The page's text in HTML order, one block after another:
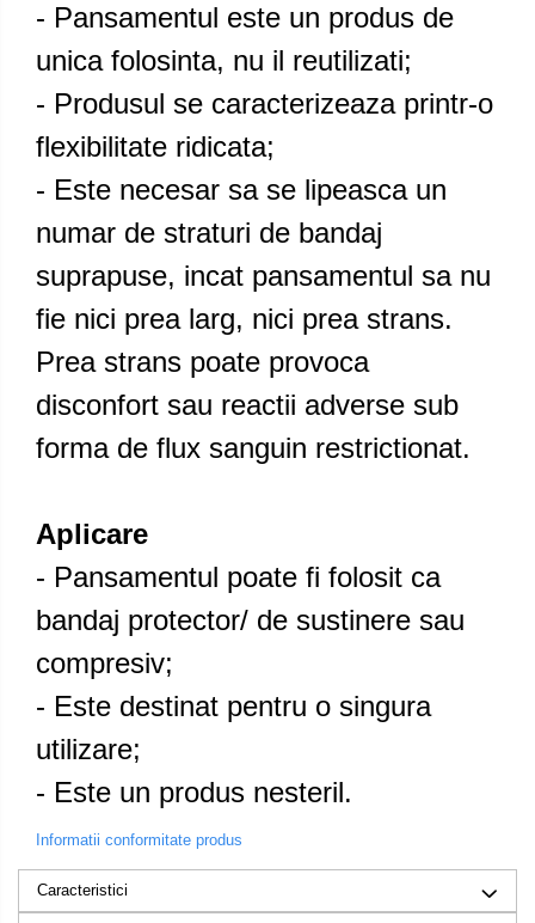
- Pansamentul este un produs de
unica folosinta, nu il reutilizati;
- Produsul se caracterizeaza printr-o
flexibilitate ridicata;
- Este necesar sa se lipeasca un
numar de straturi de bandaj
suprapuse, incat pansamentul sa nu
fie nici prea larg, nici prea strans.
Prea strans poate provoca
disconfort sau reactii adverse sub
forma de flux sanguin restrictionat.
Aplicare
- Pansamentul poate fi folosit ca
bandaj protector/ de sustinere sau
compresiv;
- Este destinat pentru o singura
utilizare;
- Este un produs nesteril.
Informatii conformitate produs
Caracteristici